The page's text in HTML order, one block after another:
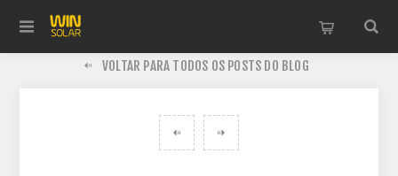
VOLTAR PARA TODOS OS POSTS DO BLOG